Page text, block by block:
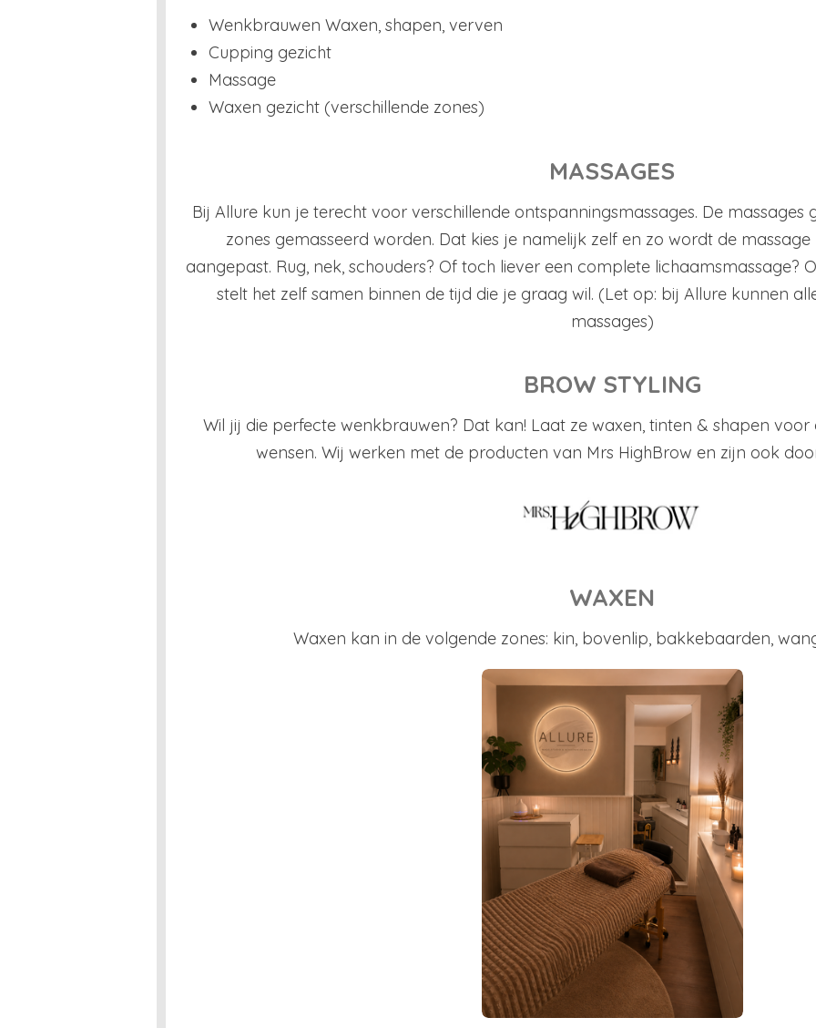
Wenkbrauwen Waxen, shapen, verven
Cupping gezicht
Massage
Waxen gezicht (verschillende zones)
MASSAGES
Bij Allure kun je terecht voor verschillende ontspanningsmassages. De
zones gemasseerd worden. Dat kies je namelijk zelf en zo wordt de
aangepast. Rug, nek, schouders? Of toch liever een complete lichaamsmassage?
stelt het zelf samen binnen de tijd die je graag wil. (Let op: bij Allure kunnen
massages)
BROW STYLING
Wil jij die perfecte wenkbrauwen? Dat kan! Laat ze waxen, tinten & shapen
wensen. Wij werken met de producten van Mrs HighBrow en zijn ook
WAXEN
Waxen kan in de volgende zones: kin, bovenlip, bakkebaarden,